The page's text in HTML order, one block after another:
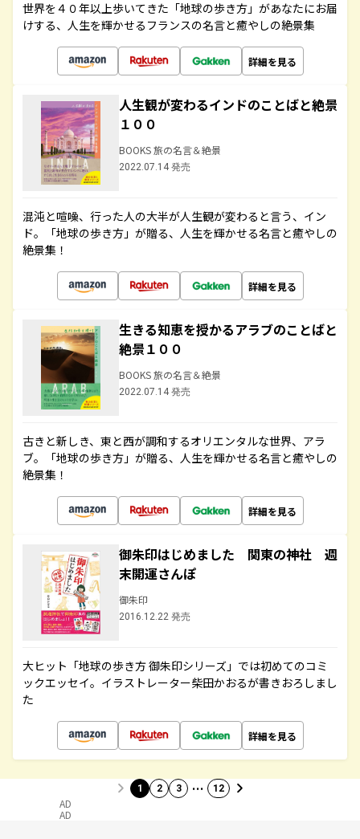
世界を４０年以上歩いてきた「地球の歩き方」があなたにお届
けする、人生を輝かせるフランスの名言と癒やしの絶景集
詳細を見る
人生観が変わるインドのことばと絶景
１００
BOOKS 旅の名言＆絶景
2022.07.14 発売
混沌と喧噪、行った人の大半が人生観が変わると言う、イン
ド。「地球の歩き方」が贈る、人生を輝かせる名言と癒やしの
絶景集！
詳細を見る
生きる知恵を授かるアラブのことばと
絶景１００
BOOKS 旅の名言＆絶景
2022.07.14 発売
古きと新しき、東と西が調和するオリエンタルな世界、アラ
ブ。「地球の歩き方」が贈る、人生を輝かせる名言と癒やしの
絶景集！
詳細を見る
御朱印はじめました 関東の神社 週
末開運さんぽ
御朱印
2016.12.22 発売
大ヒット「地球の歩き方 御朱印シリーズ」では初めてのコミ
ックエッセイ。イラストレーター柴田かおるが書きおろしまし
た
詳細を見る
1 2 3 … 12
AD
AD